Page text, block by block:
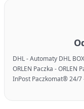
DHL - Automaty DHL
ORLEN Paczka - ORLEN
InPost Paczkomat® 24/